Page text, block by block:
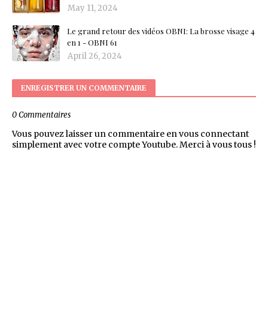
May 11, 2024
Le grand retour des vidéos OBNI: La brosse visage 4
en 1 - OBNI 61
April 26, 2024
ENREGISTRER UN COMMENTAIRE
0 Commentaires
Vous pouvez laisser un commentaire en vous connectant
simplement avec votre compte Youtube. Merci à vous tous !